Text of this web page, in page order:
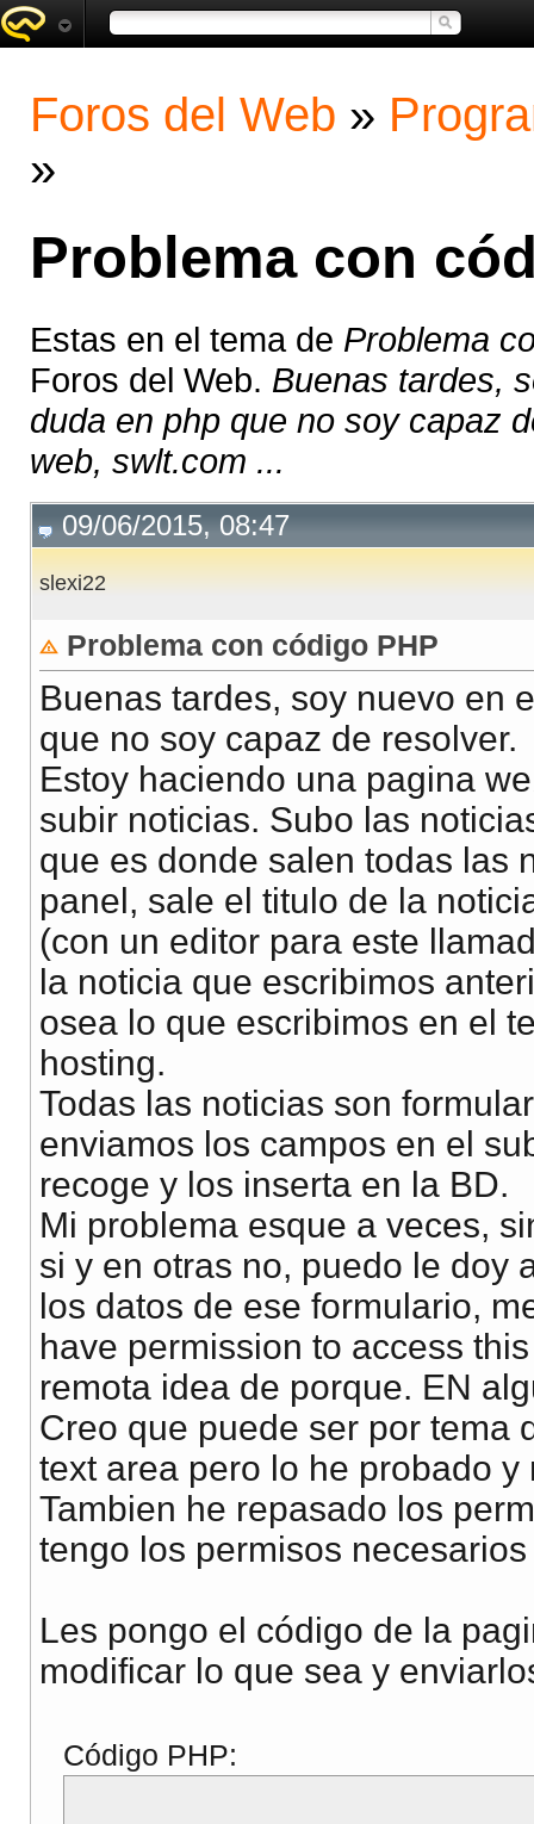
Foros del Web »
»
Problema con
Estas en el tema de Problema
Foros del Web. Buenas tardes,
duda en php que no soy capaz
web, swlt.com ...
09/06/2015, 08:47
slexi22
Problema con código PHP
Buenas tardes, soy nuevo en
que no soy capaz de resolver.
Estoy haciendo una pagina
subir noticias. Subo las
que es donde salen todas las
panel, sale el titulo de la
(con un editor para este
la noticia que escribimos
osea lo que escribimos en el
hosting.
Todas las noticias son
enviamos los campos en el
recoge y los inserta en la BD.
Mi problema esque a veces,
si y en otras no, puedo le doy
los datos de ese formulario,
have permission to access
remota idea de porque. EN
Creo que puede ser por tema
text area pero lo he probado y
Tambien he repasado los
tengo los permisos
Les pongo el código de la
modificar lo que sea y
Código PHP: